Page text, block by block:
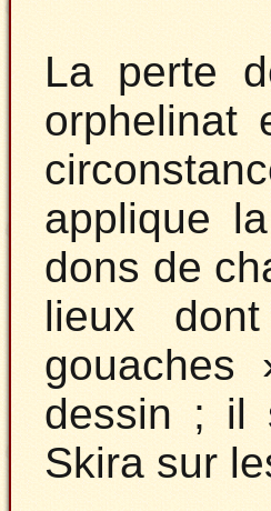
La perte
orphelinat
applique
dons de
lieux
dessin ; il
Skira sur